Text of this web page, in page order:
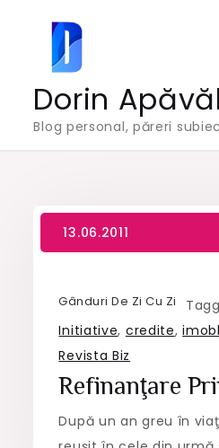
content
Dorin
Blog personal, păreri
Gânduri De Zi Cu Zi
Initiative, credite,
Revista Biz
Refinanţare
După un an greu în